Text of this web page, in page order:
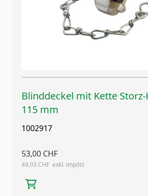
Blinddeckel mit Kette
115 mm
1002917
53,00 CHF
49,03 CHF